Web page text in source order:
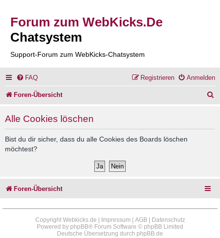
Forum zum WebKicks.De
Chatsystem
Support-Forum zum WebKicks-Chatsystem
FAQ Anmelden
Registrieren
Foren-Übersicht
Alle Cookies löschen
Bist du dir sicher, dass du alle Cookies des Boards löschen
möchtest?
Foren-Übersicht
Copyright Webkicks.de | Impressum AGB|
Datenschutz
Powered by phpBB® Forum Software © phpBB Limited
Deutsche Übersetzung durch phpBB.de